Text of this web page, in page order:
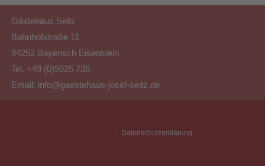
Gästehaus Seitz
Bahnhofstraße 11
94252 Bayerisch Eisenstein
Tel. +49 (0)9925 738
Email: info@gaestehaus-josef-seitz.de
Datenschutzerklärung